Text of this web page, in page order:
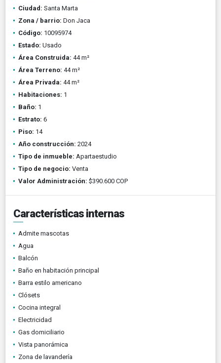
Ciudad: Santa Marta
Zona / barrio: Don Jaca
Código: 10095974
Estado: Usado
Área Construida: 44 m²
Área Terreno: 44 m²
Área Privada: 44 m²
Habitaciones: 1
Baño: 1
Estrato: 6
Piso: 14
Año construcción: 2024
Tipo de inmueble: Apartaestudio
Tipo de negocio: Venta
Valor Administración: $390.600 COP
Características internas
Admite mascotas
Agua
Balcón
Baño en habitación principal
Barra estilo americano
Clósets
Cocina integral
Electricidad
Gas domiciliario
Vista panorámica
Zona de lavandería